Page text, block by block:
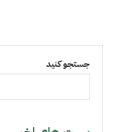
جستجو کنید